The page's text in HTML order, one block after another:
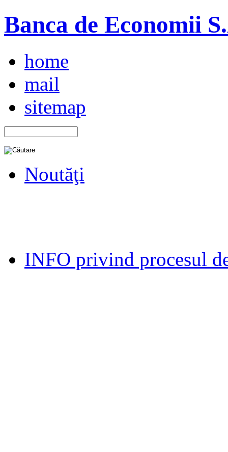
Banca de Economii
home
mail
sitemap
Noutăţi
INFO privind procesul